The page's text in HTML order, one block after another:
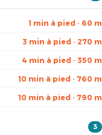
1 min à pied · 60 m
3 min à pied · 270 m
4 min à pied · 350 m
10 min à pied · 760 m
10 min à pied · 790 m
3